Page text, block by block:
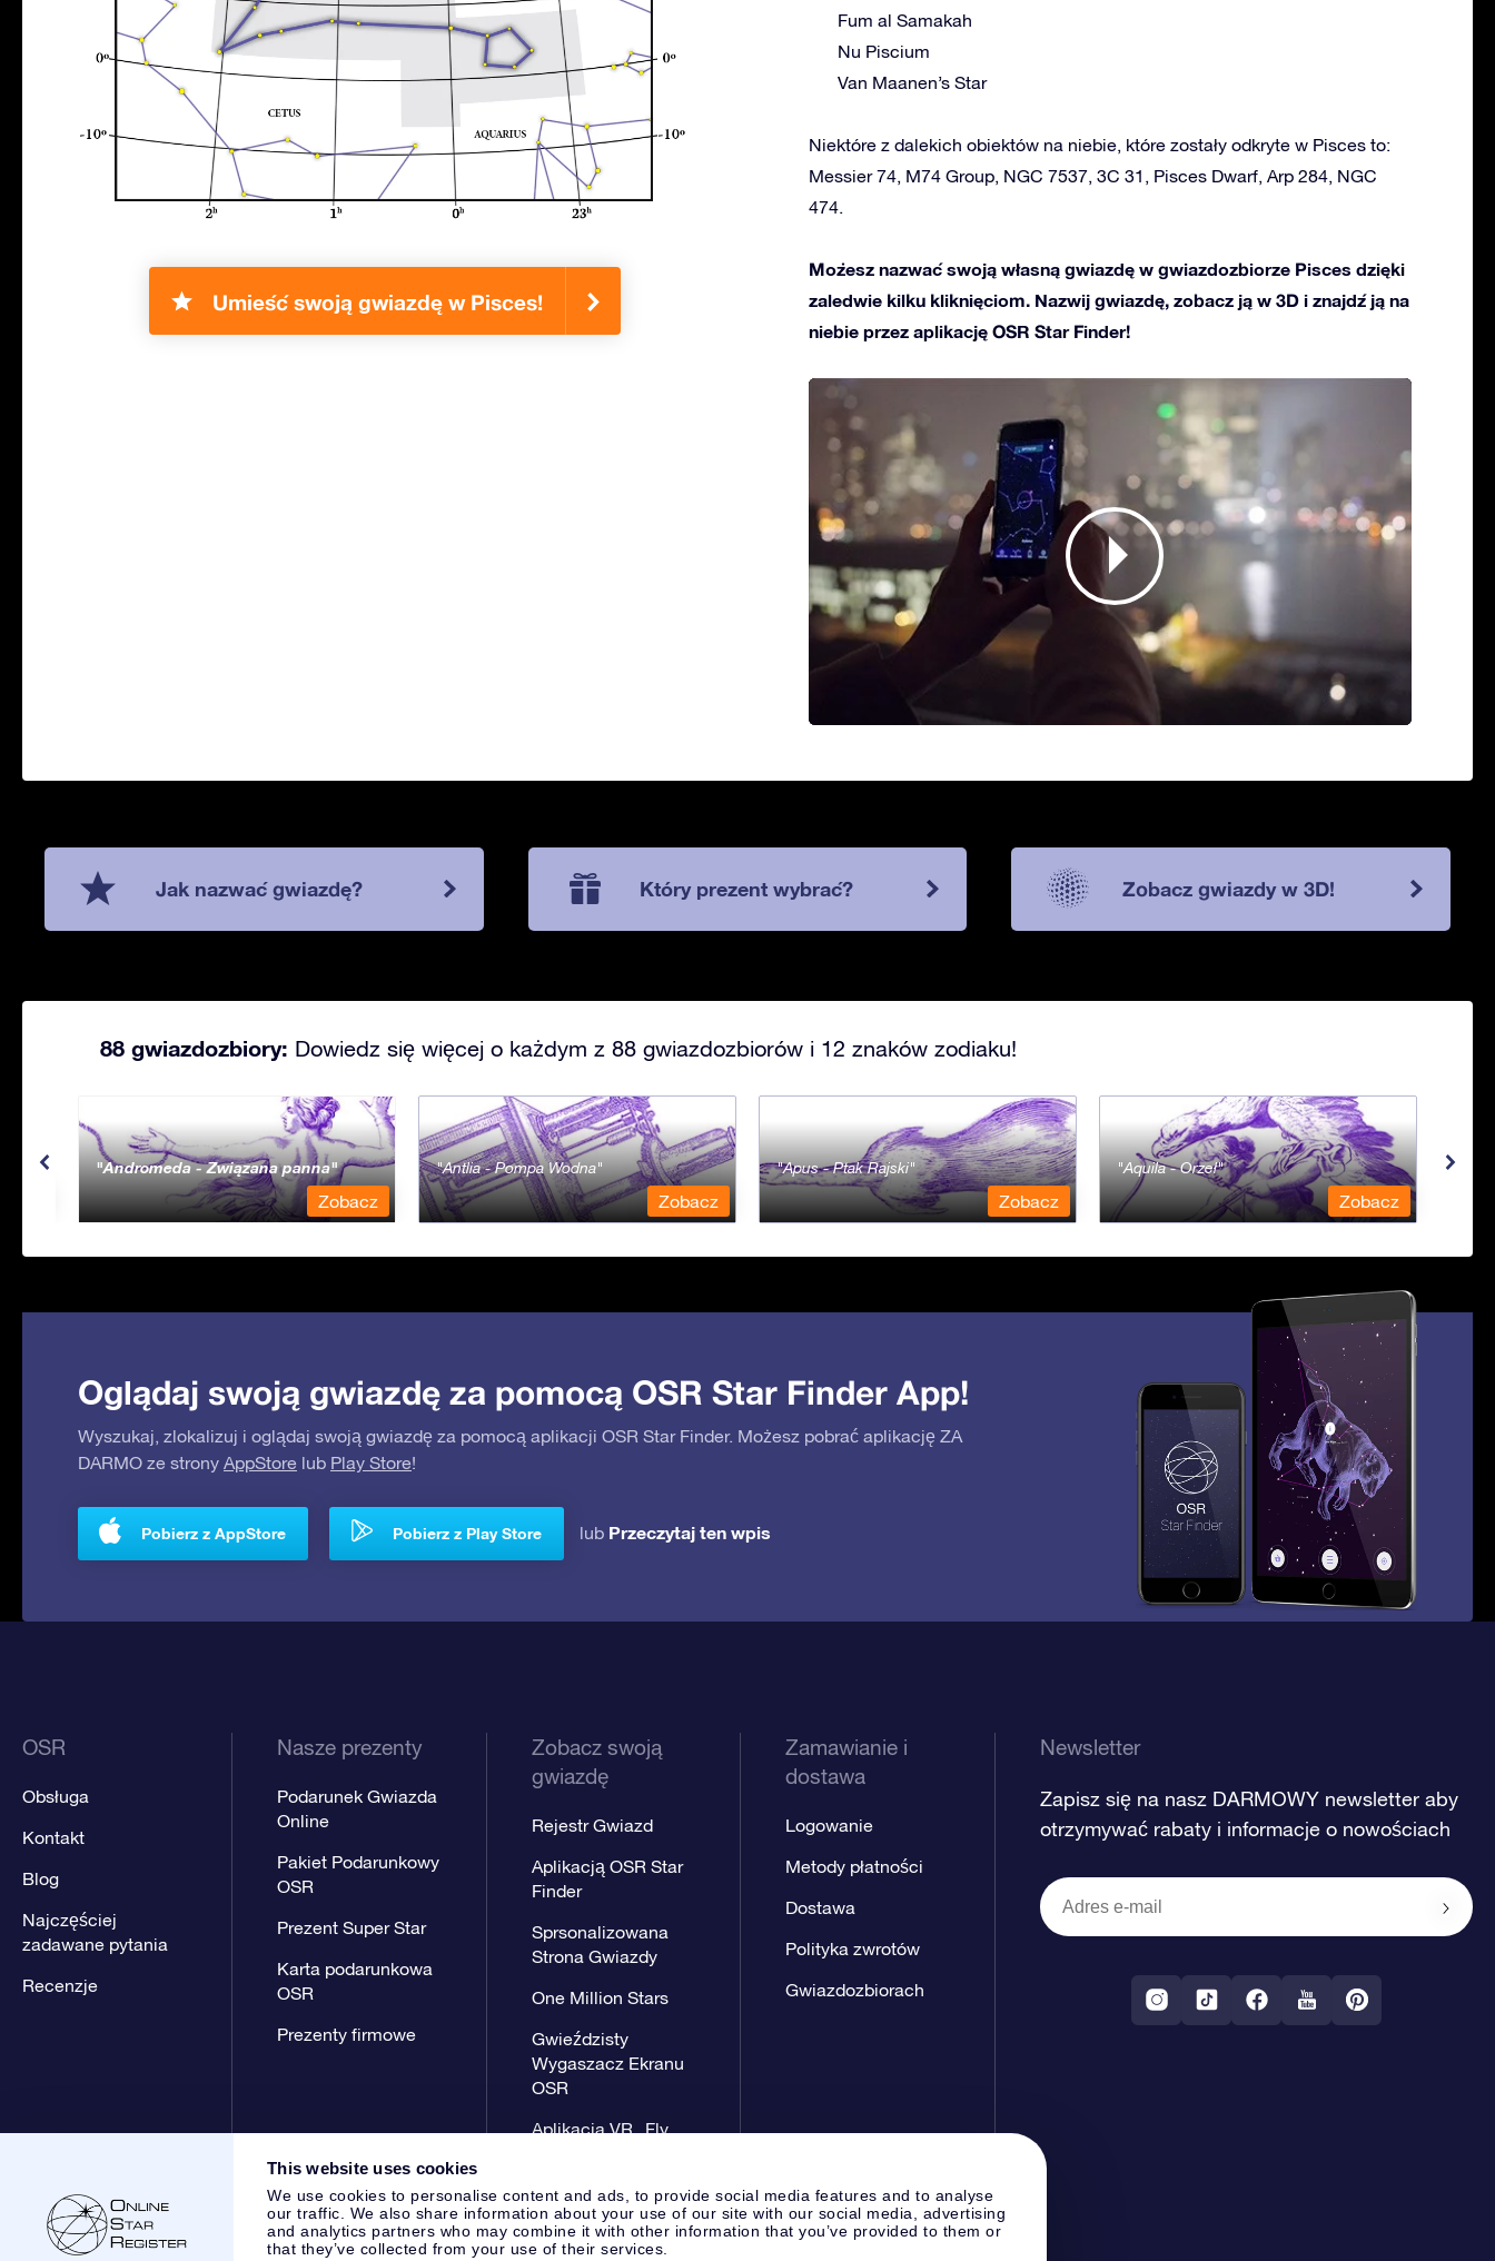
This website uses cookies
We use cookies to personalise content and ads, to provide social media features and to analyse
our traffic. We also share information about your use of our site with our social media, advertising
and analytics partners who may combine it with other information that you’ve provided to them or
that they’ve collected from your use of their services.
Umieść swoją gwiazdę w Pisces!
Fum al Samakah
Nu Piscium
Van Maanen’s Star
Niektóre z dalekich obiektów na niebie, które zostały odkryte w Pisces to:
Messier 74, M74 Group, NGC 7537, 3C 31, Pisces Dwarf, Arp 284, NGC
474.
Możesz nazwać swoją własną gwiazdę w gwiazdozbiorze Pisces dzięki
zaledwie kilku kliknięciom. Nazwij gwiazdę, zobacz ją w 3D i znajdź ją na
niebie przez aplikację OSR Star Finder!
Jak nazwać gwiazdę? Który prezent wybrać? Zobacz gwiazdy w 3D!
88 gwiazdozbiory: Dowiedz się więcej o każdym z 88 gwiazdozbiorów i 12 znaków zodiaku!
Andromeda - Związana panna
Zobacz
Antlia - Pompa Wodna
Zobacz
Apus - Ptak Rajski
Zobacz
Aquila - Orzeł
Zobacz
Oglądaj swoją gwiazdę za pomocą OSR Star Finder App!
Wyszukaj, zlokalizuj i oglądaj swoją gwiazdę za pomocą aplikacji OSR Star Finder. Możesz pobrać aplikację ZA
DARMO ze strony AppStore lub Play Store!
Pobierz z AppStore Pobierz z Play Store lub Przeczytaj ten wpis
OSR
Obsługa
Kontakt
Blog
Najczęściej
zadawane pytania
Recenzje
Nasze prezenty
Podarunek Gwiazda
Online
Pakiet Podarunkowy
OSR
Prezent Super Star
Karta podarunkowa
OSR
Prezenty firmowe
Zobacz swoją
gwiazdę
Rejestr Gwiazd
Aplikacją OSR Star
Finder
Sprsonalizowana
Strona Gwiazdy
One Million Stars
Gwieździsty
Wygaszacz Ekranu
OSR
Aplikacja VR „Fly
Zamawianie i
dostawa
Logowanie
Metody płatności
Dostawa
Polityka zwrotów
Gwiazdozbiorach
Newsletter
Zapisz się na nasz DARMOWY newsletter aby
otrzymywać rabaty i informacje o nowościach